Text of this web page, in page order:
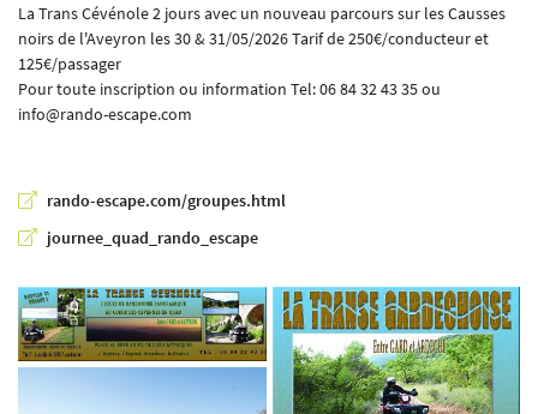
formulaire de désinscription.
La Trans Cévénole 2 jours avec un nouveau parcours sur les Causses
noirs de l'Aveyron les 30 & 31/05/2026 Tarif de 250€/conducteur et
125€/passager
Pour toute inscription ou information Tel: 06 84 32 43 35 ou
info@rando-escape.com
rando-escape.com/groupes.html
journee_quad_rando_escape